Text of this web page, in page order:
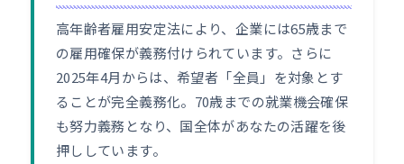
高年齢者雇用安定法により、企業には65歳まで
の雇用確保が義務付けられています。さらに
2025年4月からは、希望者「全員」を対象とす
ることが完全義務化。70歳までの就業機会確保
も努力義務となり、国全体があなたの活躍を後
押ししています。